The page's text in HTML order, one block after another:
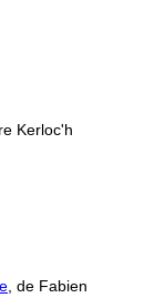
Kerloc'h
, de Fabien